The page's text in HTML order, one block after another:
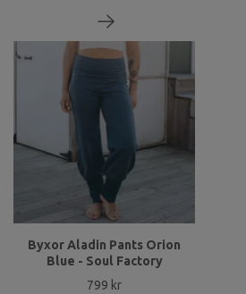
Byxor Aladin Pants Orion
Blue - Soul Factory
799 kr